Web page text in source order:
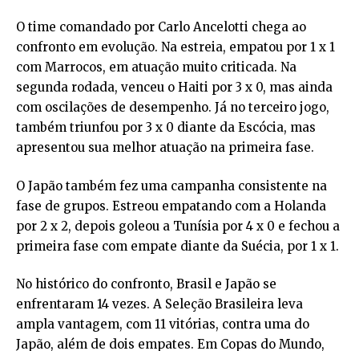
O time comandado por Carlo Ancelotti chega ao
confronto em evolução. Na estreia, empatou por 1 x 1
com Marrocos, em atuação muito criticada. Na
segunda rodada, venceu o Haiti por 3 x 0, mas ainda
com oscilações de desempenho. Já no terceiro jogo,
também triunfou por 3 x 0 diante da Escócia, mas
apresentou sua melhor atuação na primeira fase.
O Japão também fez uma campanha consistente na
fase de grupos. Estreou empatando com a Holanda
por 2 x 2, depois goleou a Tunísia por 4 x 0 e fechou a
primeira fase com empate diante da Suécia, por 1 x 1.
No histórico do confronto, Brasil e Japão se
enfrentaram 14 vezes. A Seleção Brasileira leva
ampla vantagem, com 11 vitórias, contra uma do
Japão, além de dois empates. Em Copas do Mundo,